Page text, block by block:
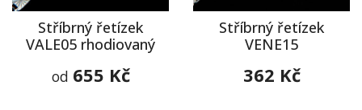
Stříbrný řetízek
VALE05 rhodiovaný
od 655 Kč
Stříbrný řetízek
VENE15
362 Kč